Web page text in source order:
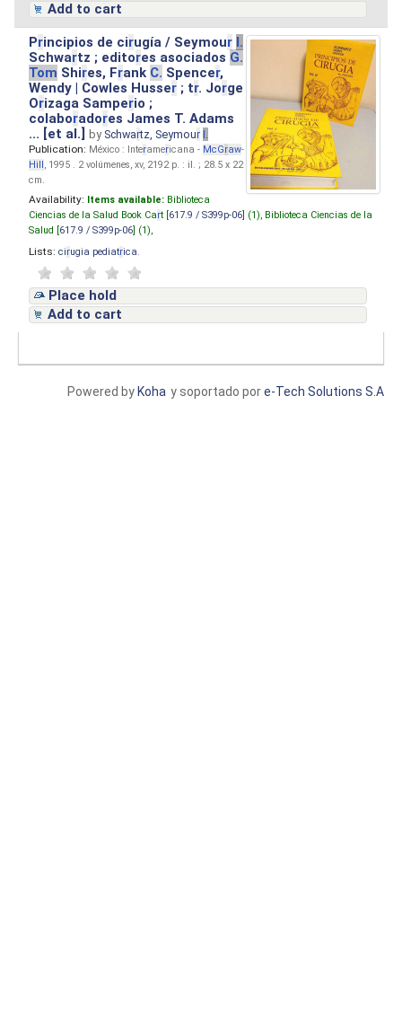
Add to cart
Principios de cirugía / Seymour I.
Schwartz ; editores asociados G.
Tom Shires, Frank C. Spencer,
Wendy | Cowles Husser ; tr. Jorge
Orizaga Samperio ;
colaboradores James T. Adams
... [et al.]by Schwartz, Seymour I.
Publication: México : Interamericana - McGraw-
Hill, 1995 . 2 volúmenes, xv, 2192 p. : il. ; 28.5 x 22
cm.
Availability: Items available: Biblioteca
Ciencias de la Salud Book Cart [ 617.9 / S399p-06 ] (1), Biblioteca Ciencias de la
Salud [ 617.9 / S399p-06 ] (1),
Lists: cirugia pediatrica
Place hold
Add to cart
y soportado pore-Tech Solutions S.A
Powered by Koha